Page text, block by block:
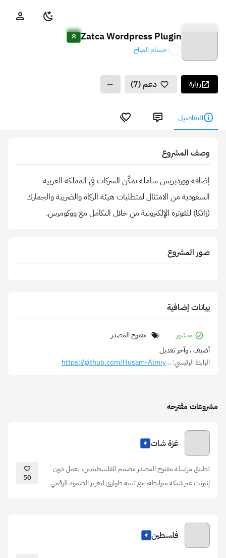
Zatca Wordpress Plugin
حسام المياح
زيارة دعم (7)
التفاصيل
وصف المشروع
إضافة ووردبريس شاملة تمكّن الشركات في المملكة العربية
السعودية من الامتثال لمتطلبات هيئة الزكاة والضريبة والجمارك
(زاتكا) للفوترة الإلكترونية من خلال التكامل مع ووكومرس.
صور المشروع
بيانات إضافية
منشور
مفتوح المصدر
أضيف، وآخر تعديل
الرابط الرئيسي:https://github.com/Husam-Almiyah/Zatca-wordpress-plugin
مشروعات مقترحه
غزة شات
تطبيق مراسلة مفتوح المصدر مصمم للفلسطينيين، يعمل دون
إنترنت عبر شبكة مترابطة، مع تنبيه طوارئ لتعزيز الصمود الرقمي
50
فلسطين